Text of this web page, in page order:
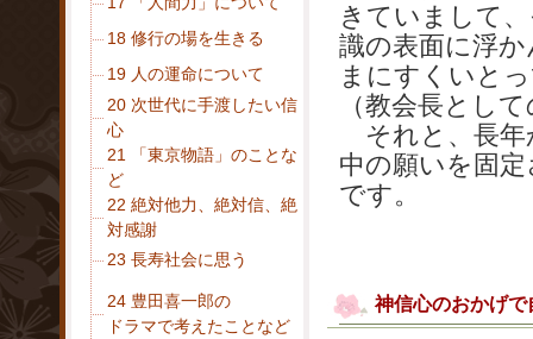
18 修行の場を生きる
19 人の運命について
20 次世代に手渡したい信
心
21 「東京物語」のことな
ど
22 絶対他力、絶対信、絶
対感謝
23 長寿社会に思う
24 豊田喜一郎の
ドラマで考えたことなど
きていまして
識の表面に浮
まにすくいと
（教会長とし
それと、長年
中の願いを固
です。
神信心のおかげ